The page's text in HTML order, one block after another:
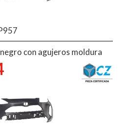
con agujeros moldura